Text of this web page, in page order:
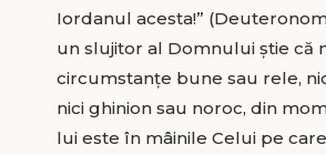
Iordanul acesta!”
un slujitor al Domnului ştie că
circumstanţe bune sau rele,
nici ghinion sau noroc, din
lui este în mâinile Celui pe